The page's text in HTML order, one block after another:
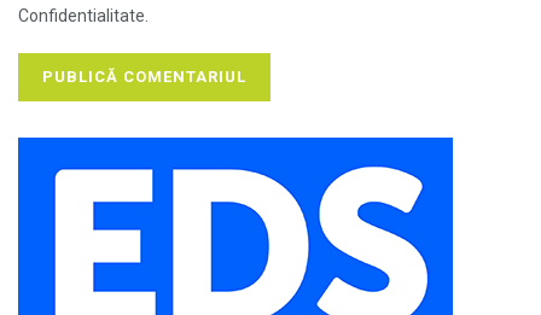
Confidentialitate.